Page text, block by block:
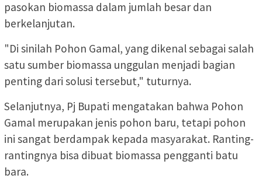
pasokan biomassa dalam jumlah besar dan
berkelanjutan.
"Di sinilah Pohon Gamal, yang dikenal sebagai salah
satu sumber biomassa unggulan menjadi bagian
penting dari solusi tersebut," tuturnya.
Selanjutnya, Pj Bupati mengatakan bahwa Pohon
Gamal merupakan jenis pohon baru, tetapi pohon
ini sangat berdampak kepada masyarakat. Ranting-
rantingnya bisa dibuat biomassa pengganti batu
bara.